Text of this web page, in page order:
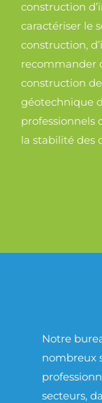
construction
caractériser le
construction,
recommander
construction de
géotechnique
professionnels
la stabilité des
Notre
nombreux
secteurs,